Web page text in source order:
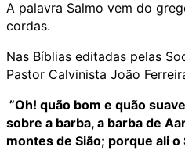
A palavra Salmo vem do
cordas.
Nas Bíblias editadas pelas
Pastor Calvinista João
”Oh! quão bom e quão
sobre a barba, a barba de
montes de Sião; porque ali